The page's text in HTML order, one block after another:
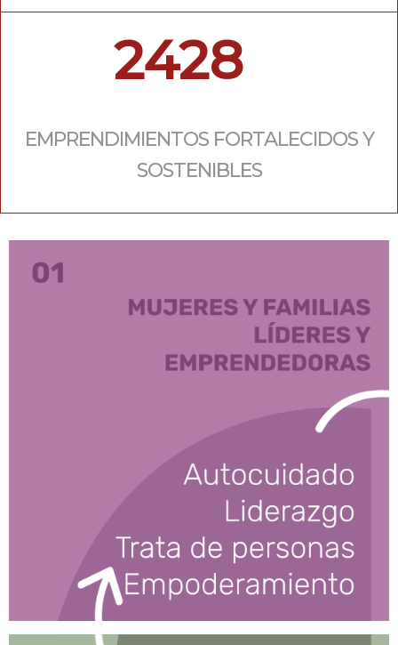
2428
EMPRENDIMIENTOS FORTALECIDOS Y
SOSTENIBLES